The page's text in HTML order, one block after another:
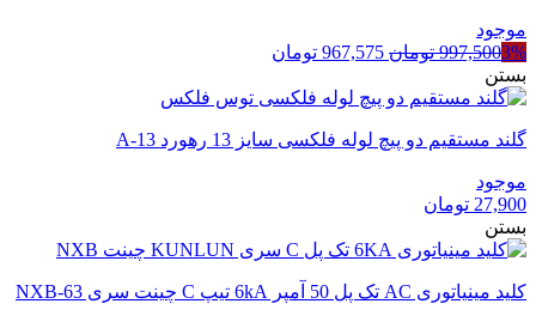
موجود
3%
997,500 تومان قیمت
997,500 تومان
967,575 تومان
967,575 تومان
بستن
گلند مستقیم دو پیچ لوله فلکسی سایز 13 رهورد A-13
موجود
27,900 تومان
بستن
کلید مینیاتوری AC تک پل 50 آمپر 6kA تیپ C چینت سری NXB-63